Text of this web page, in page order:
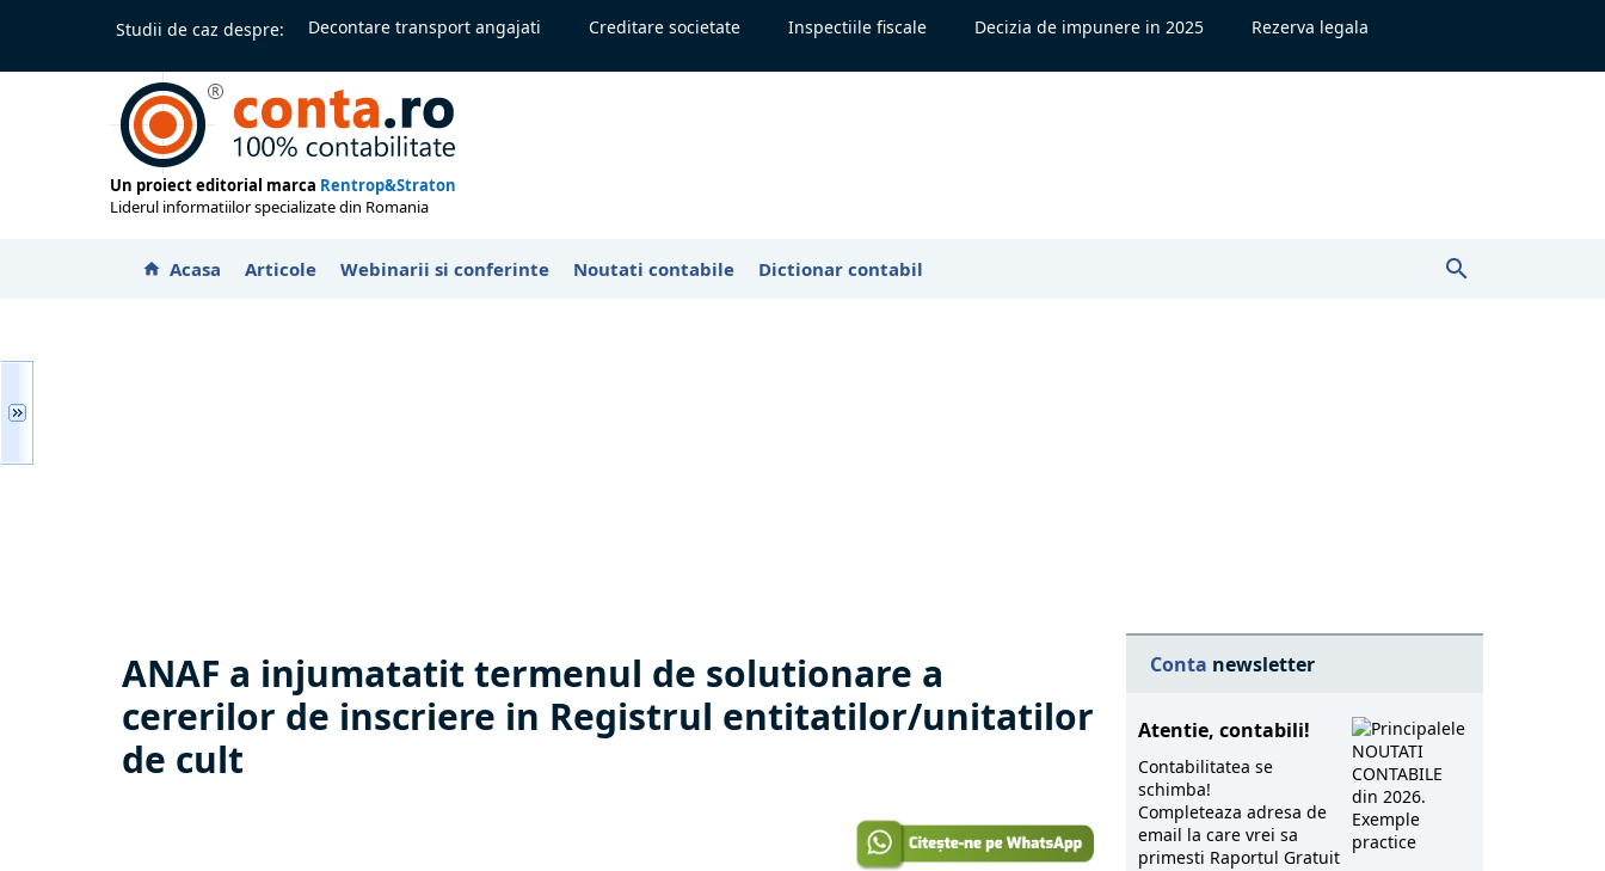
Studii de caz despre: Decontare transport angajati Creditare societate Inspectiile fiscale Decizia de impunere in 2025 Rezerva legala
Un proiect editorial marca Rentrop&Straton
Liderul informatiilor specializate din Romania
home Acasa Articole Webinarii si conferinte Noutati contabile Dictionar contabil search
ANAF a injumatatit termenul de solutionare a
cererilor de inscriere in Registrul entitatilor/unitatilor
de cult
Conta newsletter
Atentie, contabili!
Contabilitatea se
schimba!
Completeaza adresa de
email la care vrei sa
primesti Raportul Gratuit